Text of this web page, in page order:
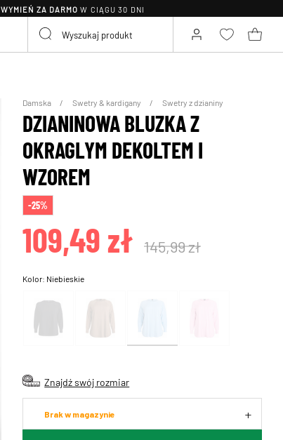
WYMIEŃ ZA DARMO W CIĄGU 30 DNI
Damska Swetry & kardigany Swetry z dzianiny
DZIANINOWA BLUZKA Z
OKRAGLYM DEKOLTEM I
WZOREM
-25%
109,49 zł 145,99 zł
Kolor: Niebieskie
Znajdź swój rozmiar
Brak w magazynie